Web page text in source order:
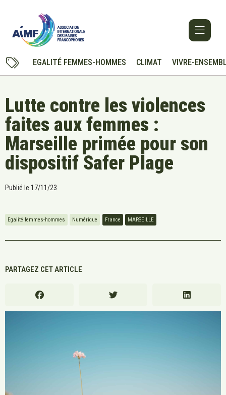
EGALITÉ FEMMES-HOMMES CLIMAT VIVRE-
Lutte contre les violences
faites aux femmes :
Marseille primée pour son
dispositif Safer Plage
Publié le 17/11/23
Egalité femmes-hommes Numérique France MARSEILLE
PARTAGEZ CET ARTICLE